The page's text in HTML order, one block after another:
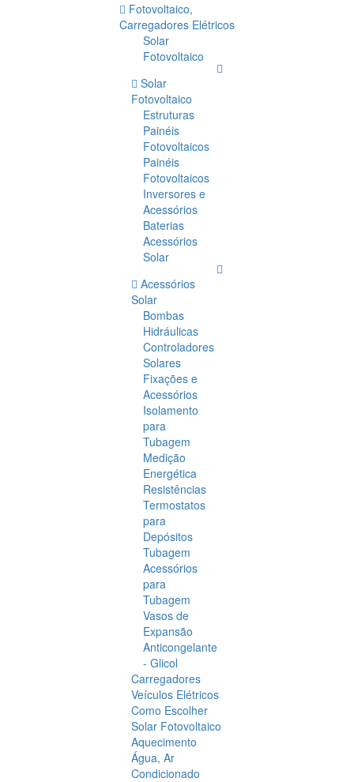
Fotovoltaico,
Carregadores Elétricos
Solar
Fotovoltaico
Solar
Fotovoltaico
Estruturas
Painéis
Fotovoltaicos
Painéis
Fotovoltaicos
Inversores e
Acessórios
Baterias
Acessórios
Solar
Acessórios
Solar
Bombas
Hidráulicas
Controladores
Solares
Fixações e
Acessórios
Isolamento
para
Tubagem
Medição
Energética
Resistências
Termostatos
para
Depósitos
Tubagem
Acessórios
para
Tubagem
Vasos de
Expansão
Anticongelante
- Glicol
Carregadores
Veículos Elétricos
Como Escolher
Solar Fotovoltaico
Aquecimento
Água, Ar
Condicionado